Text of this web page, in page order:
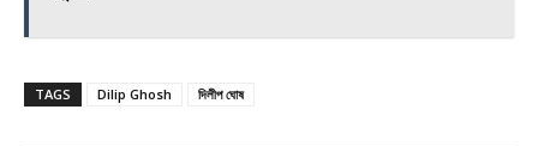
TAGS Dilip Ghosh দিলীপ ঘোষ